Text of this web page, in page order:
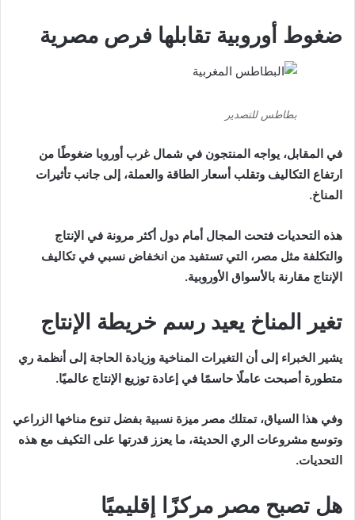
ضغوط أوروبية تقابلها فرص مصرية
بطاطس للتصدير
في المقابل، يواجه المنتجون في شمال غرب أوروبا ضغوطًا من
ارتفاع التكاليف وتقلب أسعار الطاقة والعملة، إلى جانب تأثيرات
المناخ.
هذه التحديات فتحت المجال أمام دول أكثر مرونة في الإنتاج
والتكلفة مثل مصر، التي تستفيد من انخفاض نسبي في تكاليف
الإنتاج مقارنة بالأسواق الأوروبية.
تغير المناخ يعيد رسم خريطة الإنتاج
يشير الخبراء إلى أن التغيرات المناخية وزيادة الحاجة إلى أنظمة ري
متطورة أصبحت عاملًا حاسمًا في إعادة توزيع الإنتاج عالميًا.
وفي هذا السياق، تمتلك مصر ميزة نسبية بفضل تنوع مناخها الزراعي
وتوسع مشروعات الري الحديثة، ما يعزز قدرتها على التكيف مع هذه
التحديات.
هل تصبح مصر مركزًا إقليميًا